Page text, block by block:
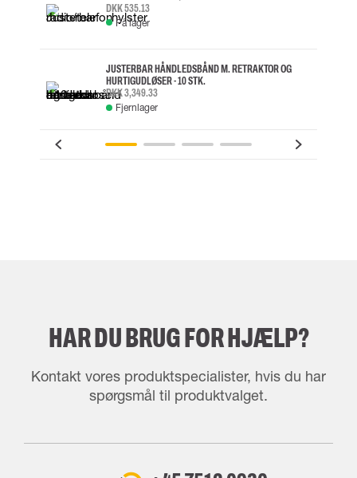
DKK 535.13
På lager
JUSTERBAR HÅNDLEDSBÅND M. RETRAKTOR OG
HURTIGUDLØSER - 10 STK.
DKK 3,349.33
Fjernlager
HAR DU BRUG FOR HJÆLP?
Kontakt vores produktspecialister, hvis du har
spørgsmål til produktvalget.